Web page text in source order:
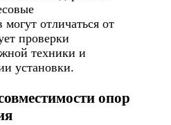
могут отличаться от
проверки
техники и
установки.
опор